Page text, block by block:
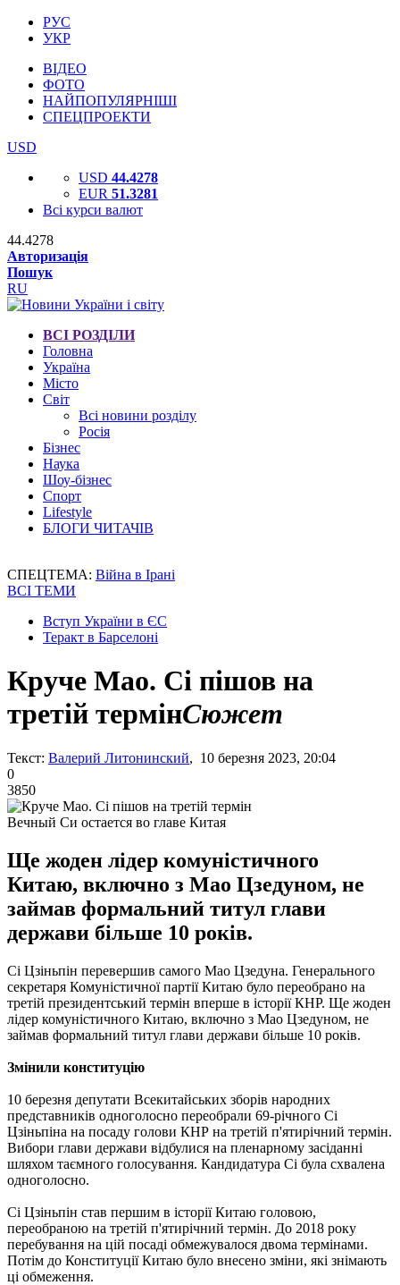
РУС
УКР
ВІДЕО
ФОТО
НАЙПОПУЛЯРНІШІ
СПЕЦПРОЕКТИ
USD
USD 44.4278
EUR 51.3281
Всі курси валют
44.4278
Авторизація
Пошук
RU
ВСІ РОЗДІЛИ
Головна
Україна
Місто
Світ
Всі новини розділу
Росія
Бізнес
Наука
Шоу-бізнес
Спорт
Lifestyle
БЛОГИ ЧИТАЧІВ
СПЕЦТЕМА: Війна в Ірані
ВСІ ТЕМИ
Вступ України в ЄС
Теракт в Барселоні
Круче Мао. Сі пішов на
третій термінСюжет
Текст: Валерий Литонинский, 10 березня 2023, 20:04
0
3850
Вечный Си остается во главе Китая
Ще жоден лідер комуністичного
Китаю, включно з Мао Цзедуном, не
займав формальний титул глави
держави більше 10 років.
Сі Цзіньпін перевершив самого Мао Цзедуна. Генерального
секретаря Комуністичної партії Китаю було переобрано на
третій президентський термін вперше в історії КНР. Ще жоден
лідер комуністичного Китаю, включно з Мао Цзедуном, не
займав формальний титул глави держави більше 10 років.
Змінили конституцію
10 березня депутати Всекитайських зборів народних
представників одноголосно переобрали 69-річного Сі
Цзіньпіна на посаду голови КНР на третій п'ятирічний термін.
Вибори глави держави відбулися на пленарному засіданні
шляхом таємного голосування. Кандидатура Сі була схвалена
одноголосно.
Сі Цзіньпін став першим в історії Китаю головою,
переобраною на третій п'ятирічний термін. До 2018 року
перебування на цій посаді обмежувалося двома термінами.
Потім до Конституції Китаю було внесено зміни, які знімають
ці обмеження.